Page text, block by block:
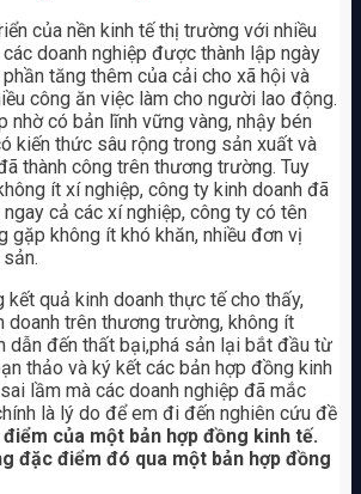
của nền kinh tế thị trường với nhiều
doanh nghiệp được thành lập ngày
tăng thêm của cải cho xã hội và
công ăn việc làm cho người lao động.
nhờ có bản lĩnh vững vàng, nhậy bén
kiến thức sâu rộng trong sản xuất và
thành công trên thương trường. Tuy
ít xí nghiệp, công ty kinh doanh đã
cả các xí nghiệp, công ty có tên
gặp không ít khó khăn, nhiều đơn vị
kết quả kinh doanh thực tế cho thấy,
doanh trên thương trường, không ít
dẫn đến thất bại,phá sản lại bắt đầu từ
thảo và ký kết các bản hợp đồng kinh
lầm mà các doanh nghiệp đã mắc
là lý do để em đi đến nghiên cứu đề
của một bản hợp đồng kinh tế.
đặc điểm đó qua một bản hợp đồng